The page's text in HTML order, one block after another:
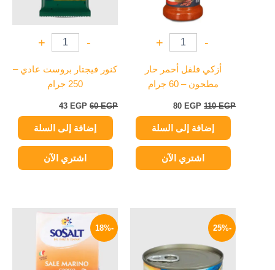
-
+
أزكي فلفل أحمر حار
مطحون – 60 جرام
110EGP
80 EGP
إضافة إلى السلة
اشتري الآن
-
+
كنور فيجتار بروست عادي –
250 جرام
60EGP
43 EGP
إضافة إلى السلة
اشتري الآن
-25%
125 EGP.
94 EGP.
-18%
السعر
الأصلي
هو:
170 EGP.
السعر
هو:
139 EGP.